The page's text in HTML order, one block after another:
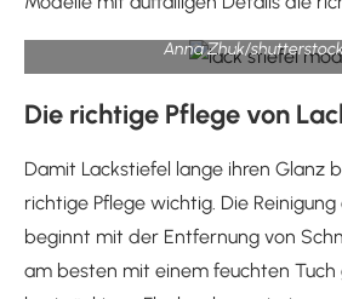
Anna Zhuk/
Die richtige Pflege von
Damit Lackstiefel lange ihren Glanz
richtige Pflege wichtig. Die
beginnt mit der Entfernung von
am besten mit einem feuchten Tuch